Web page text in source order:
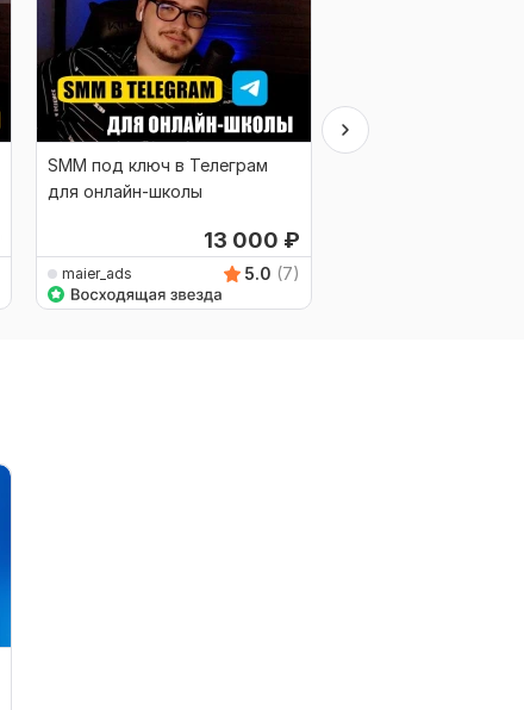
SMM под ключ в Телеграм
для онлайн-школы
13 000 ₽
maier_ads 5.0 (7)